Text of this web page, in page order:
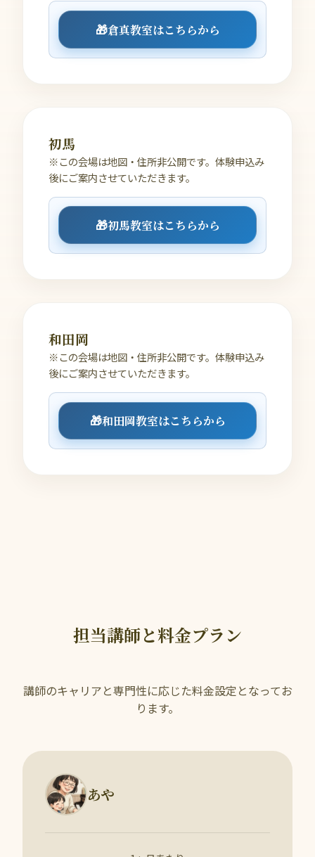
🎁倉真教室はこちらから
初馬
※この会場は地図・住所非公開です。体験申込み
後にご案内させていただきます。
🎁初馬教室はこちらから
和田岡
※この会場は地図・住所非公開です。体験申込み
後にご案内させていただきます。
🎁和田岡教室はこちらから
担当講師と料金プラン
講師のキャリアと専門性に応じた料金設定となってお
ります。
あや